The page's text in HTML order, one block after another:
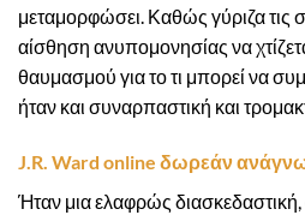
μεταμορφώσει. Καθώς γύριζα τις
αίσθηση ανυπομονησίας να
θαυμασμού για το τι μπορεί να
ήταν και συναρπαστική και
J.R. Ward online δωρεάν
Ήταν μια ελαφρώς διασκεδαστική,